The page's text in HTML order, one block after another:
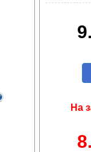
На